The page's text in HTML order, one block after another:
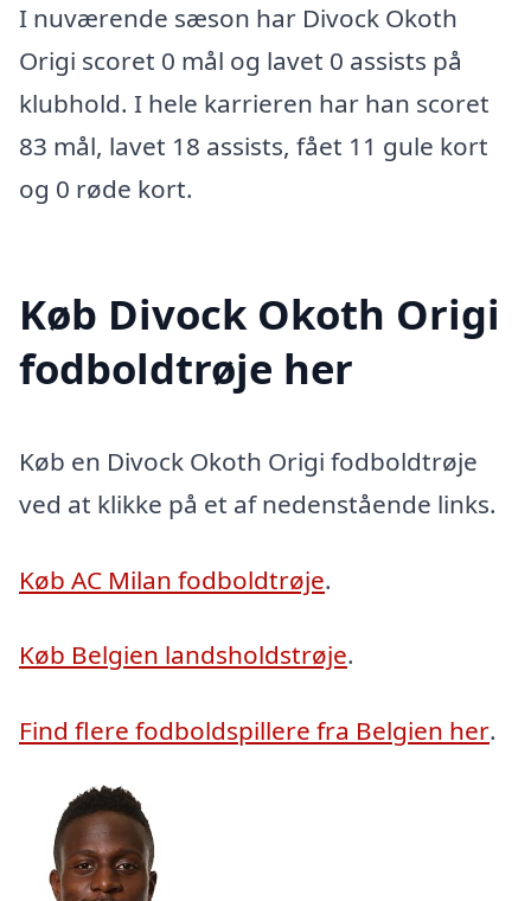
I nuværende sæson har Divock Okoth
Origi scoret 0 mål og lavet 0 assists på
klubhold. I hele karrieren har han scoret
83 mål, lavet 18 assists, fået 11 gule kort
og 0 røde kort.
Køb Divock Okoth Origi
fodboldtrøje her
Køb en Divock Okoth Origi fodboldtrøje
ved at klikke på et af nedenstående links.
Køb AC Milan fodboldtrøje.
Køb Belgien landsholdstrøje.
Find flere fodboldspillere fra Belgien her.